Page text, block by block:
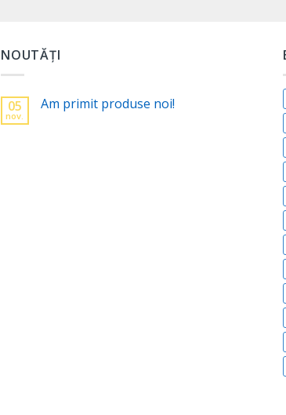
NOUTĂȚI
05
nov.
Am primit produse noi!